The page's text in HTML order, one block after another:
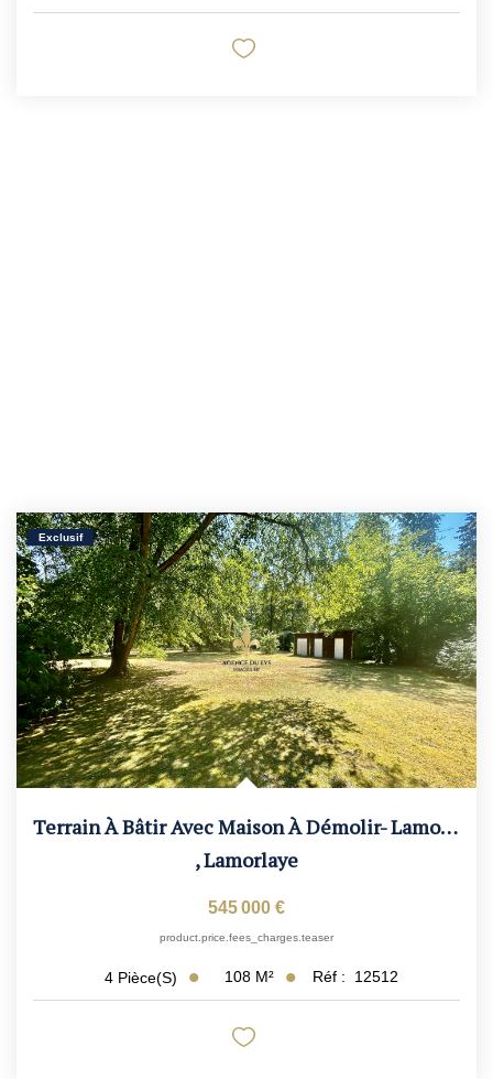
Exclusif
Terrain À Bâtir Avec Maison À Démolir- Lamorlaye
,Lamorlaye
545 000 €
product.price.fees_charges.teaser
4 Pièce(s) 108 M² Réf : 12512